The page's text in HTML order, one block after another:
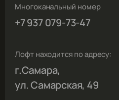
Многоканальный номер
+7 937 079-73-47
Лофт находится по адресу:
г.Самара,
ул. Самарская, 49